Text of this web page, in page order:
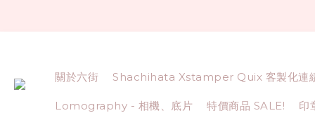
關於六街 Shachihata Xstamper Quix 客製化連
Lomography - 相機、底片 特價商品 SALE! 印